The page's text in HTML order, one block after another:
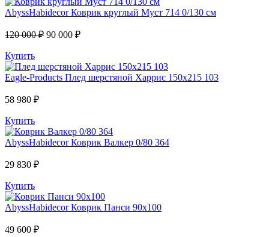
AbyssHabidecor Коврик круглый Муст 714 0/130 см
120 000 ₽ 90 000 ₽
Купить
Eagle-Products Плед шерстяной Харрис 150х215 103
58 980 ₽
Купить
AbyssHabidecor Коврик Валкер 0/80 364
29 830 ₽
Купить
AbyssHabidecor Коврик Панси 90х100
49 600 ₽